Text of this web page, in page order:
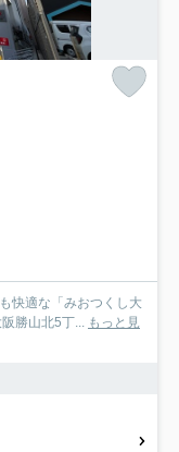
快適な「みおつくし大
勝山北5丁... もっと見